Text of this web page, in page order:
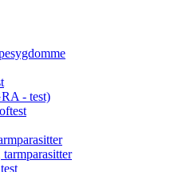
- test)
tarmparasitter